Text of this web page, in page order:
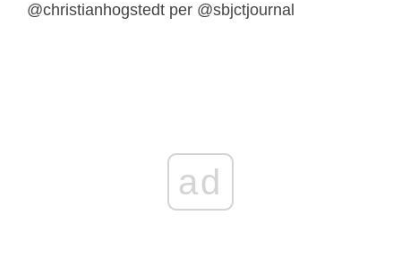
@christianhogstedt per @sbjctjournal
ad